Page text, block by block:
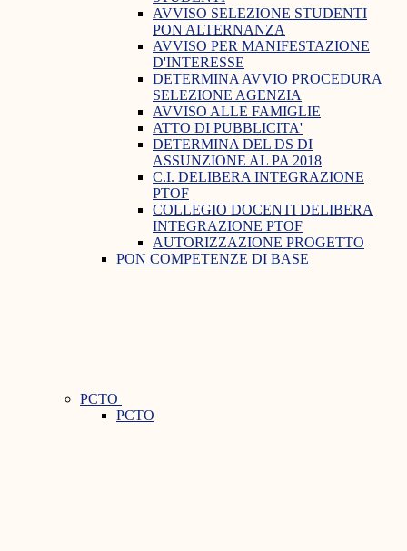
AVVISO SELEZIONE STUDENTI
PON ALTERNANZA
AVVISO PER MANIFESTAZIONE
D'INTERESSE
DETERMINA AVVIO PROCEDURA
SELEZIONE AGENZIA
AVVISO ALLE FAMIGLIE
ATTO DI PUBBLICITA'
DETERMINA DEL DS DI
ASSUNZIONE AL PA 2018
C.I. DELIBERA INTEGRAZIONE
PTOF
COLLEGIO DOCENTI DELIBERA
INTEGRAZIONE PTOF
AUTORIZZAZIONE PROGETTO
PON COMPETENZE DI BASE
PCTO
PCTO